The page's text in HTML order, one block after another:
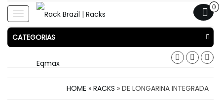
Toggle
navigation
0
CATEGORIAS
HOME » RACKS » DE LONGARINA INTEGRADA